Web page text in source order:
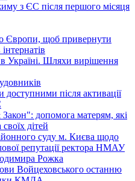
з ЄС після першого місяця
Європи, щоб привернути
Україні. Шляхи вирішення
доступними після активації
допомога матерям, які
дітей
суду м. Києва щодо
репутації ректора НМАУ
Рожка
Войцеховського останню